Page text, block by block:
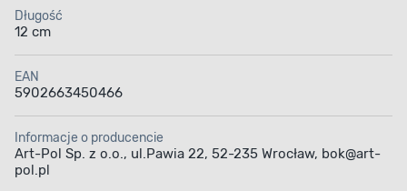
Długość
12 cm
EAN
5902663450466
Informacje o producencie
Art-Pol Sp. z o.o., ul.Pawia 22, 52-235 Wrocław, bok@art-
pol.pl